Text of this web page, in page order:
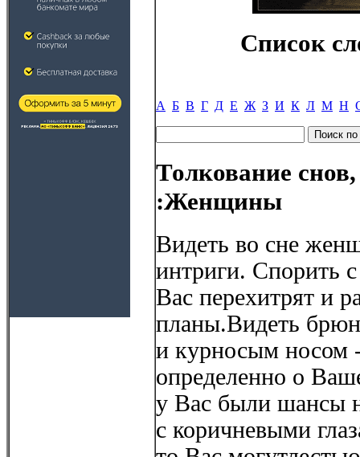
Список
А Б В Г Д Е Ж З И К Л М Н
Толкование
:Женщины
Видеть во сне
интриги. Спорить
Вас перехитрят и
планы.Видеть
и курносым носом
определенно о
у Вас были шансы
с коричневыми